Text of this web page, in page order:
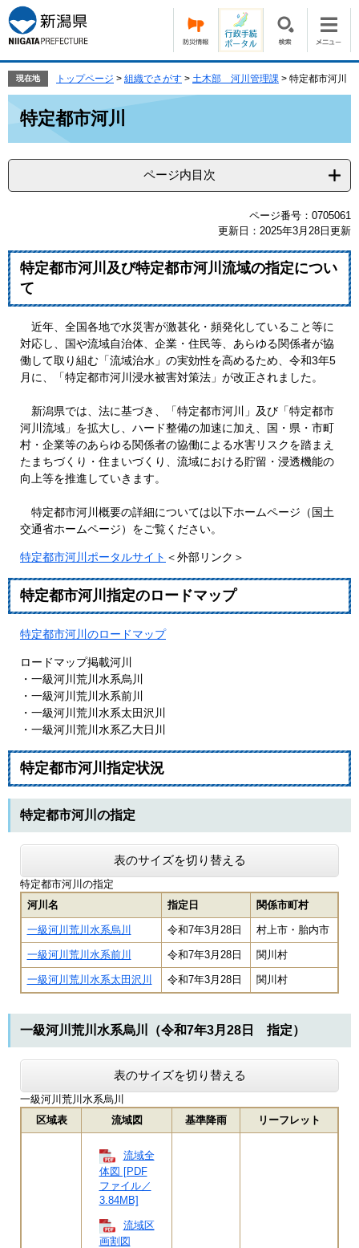
ー
ジ
の
頭
す。
ニ
ュ
ー
飛
て
本
へ
現在地 トップページ > 組織でさがす > 土木部 河川管理課 > 特定都市河川
特定都市河川
ページ内目次
ページ番号：0705061
更新日：2025年3月28日更新
特定都市河川及び特定都市河川流域の指定につい
て
近年、全国各地で水災害が激甚化・頻発化していること等に
対応し、国や流域自治体、企業・住民等、あらゆる関係者が協
働して取り組む「流域治水」の実効性を高めるため、令和3年5
月に、「特定都市河川浸水被害対策法」が改正されました。
新潟県では、法に基づき、「特定都市河川」及び「特定都市
河川流域」を拡大し、ハード整備の加速に加え、国・県・市町
村・企業等のあらゆる関係者の協働による水害リスクを踏まえ
たまちづくり・住まいづくり、流域における貯留・浸透機能の
向上等を推進していきます。
特定都市河川概要の詳細については以下ホームページ（国土
交通省ホームページ）をご覧ください。
特定都市河川ポータルサイト ＜外部リンク＞
特定都市河川指定のロードマップ
特定都市河川のロードマップ
ロードマップ掲載河川
・一級河川荒川水系烏川
・一級河川荒川水系前川
・一級河川荒川水系太田沢川
・一級河川荒川水系乙大日川
特定都市河川指定状況​
特定都市河川の指定
表のサイズを切り替える
特定都市河川の指定
河川名
指定日 関係市町村
一級河川荒川水系烏川 令和7年3月28日 村上市・胎内市
一級河川荒川水系前川 令和7年3月28日 関川村
一級河川荒川水系太田沢川 令和7年3月28日 関川村
一級河川荒川水系烏川（令和7年3月28日 指定）
表のサイズを切り替える
一級河川荒川水系烏川
区域表
流域図 基準降雨 リーフレット
流域全
体図 [PDF
ファイル／
3.84MB]
流域区
画割図